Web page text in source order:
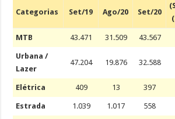
Categorias Set/19 Ago/20 Set/20
MTB 43.471 31.509 43.567
Urbana /
Lazer
47.204 19.876 32.588
Elétrica 409 13 397
Estrada 1.039 1.017 558